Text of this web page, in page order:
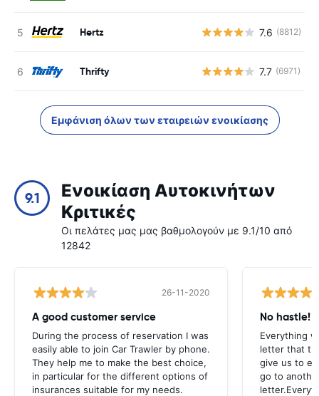
Hertz 7.6 (8812)
Thrifty 7.7 (6971)
Εμφάνιση όλων των εταιρειών ενοικίασης
9.1
Ενοικίαση Αυτοκινήτων
Κριτικές
Οι πελάτες μας μας βαθμολογούν με 9.1/10 από
12842
26-11-2020
A good customer service
During the process of reservation I was
easily able to join Car Trawler by phone.
They help me to make the best choice,
in particular for the different options of
insurances suitable for my needs.
No hastle!
Everything
letter that
give us to
go to